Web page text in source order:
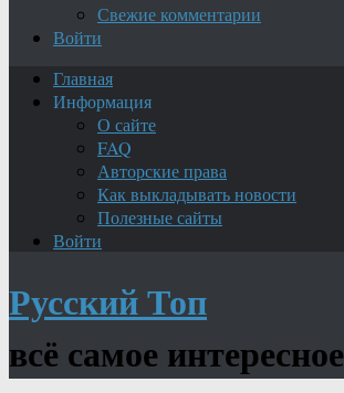
Свежие комментарии
Войти
Главная
Информация
О сайте
FAQ
Авторские права
Как выкладывать новости
Полезные сайты
Войти
Русский Топ
всё самое интересное